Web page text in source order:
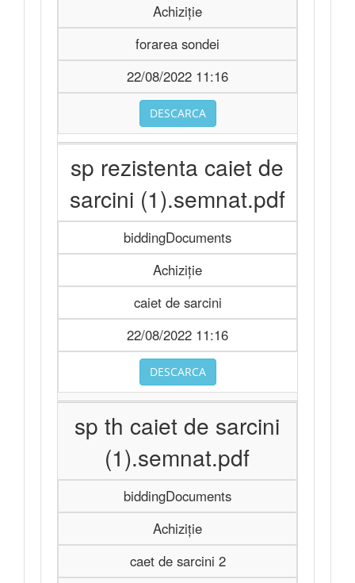
Achiziție
forarea sondei
22/08/2022 11:16
DESCARCA
sp rezistenta caiet de
sarcini (1).semnat.pdf
biddingDocuments
Achiziție
caiet de sarcini
22/08/2022 11:16
DESCARCA
sp th caiet de sarcini
(1).semnat.pdf
biddingDocuments
Achiziție
caet de sarcini 2